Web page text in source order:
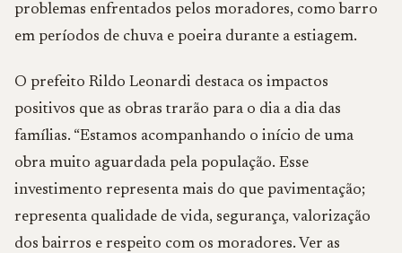
problemas enfrentados pelos moradores, como barro
em períodos de chuva e poeira durante a estiagem.
O prefeito Rildo Leonardi destaca os impactos
positivos que as obras trarão para o dia a dia das
famílias. “Estamos acompanhando o início de uma
obra muito aguardada pela população. Esse
investimento representa mais do que pavimentação;
representa qualidade de vida, segurança, valorização
dos bairros e respeito com os moradores. Ver as